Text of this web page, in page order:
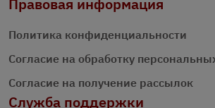
Политика конфиденциальности
Согласие на обработку
Согласие на получение рассылок
Служба поддержки